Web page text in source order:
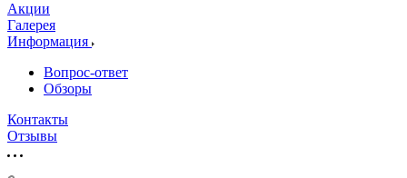
Акции
Галерея
Информация
Вопрос-ответ
Обзоры
Контакты
Отзывы